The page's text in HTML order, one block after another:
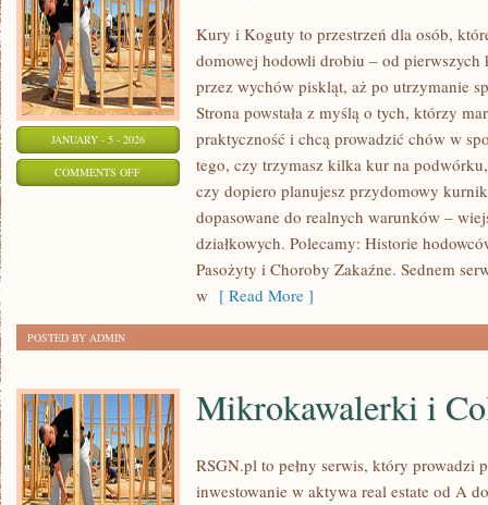
JANUARY - 5 - 2026
COMMENTS OFFON
Kury i Koguty to przestrzeń dla osób,
domowej hodowli drobiu – od
przez wychów piskląt, aż po utrzymanie
Strona powstała z myślą o tych, którzy
praktyczność i chcą prowadzić chów w
tego, czy trzymasz kilka kur na
czy dopiero planujesz przydomowy
dopasowane do realnych warunków –
działkowych. Polecamy: Historie
Pasożyty i Choroby Zakaźne. Sednem
w [ Read More ]
POSTED BY ADMIN
Mikrokawalerki i
RSGN.pl to pełny serwis, który prowadzi
inwestowanie w aktywa real estate od A